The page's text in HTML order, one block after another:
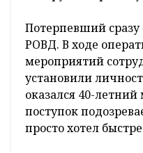
Потерпевший
РОВД. В ходе
мероприятий
установили
оказался 40-
поступок
просто хотел